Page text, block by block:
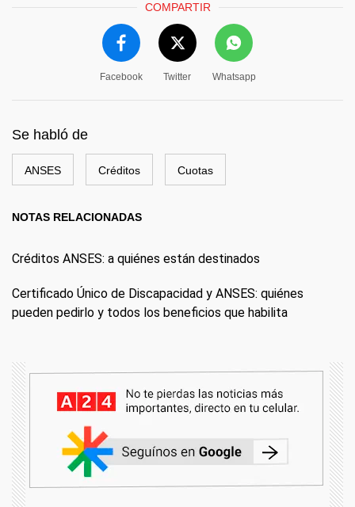
COMPARTIR
Facebook Twitter Whatsapp
Se habló de
ANSES Créditos Cuotas
NOTAS RELACIONADAS
Créditos ANSES: a quiénes están destinados
Certificado Único de Discapacidad y ANSES: quiénes
pueden pedirlo y todos los beneficios que habilita